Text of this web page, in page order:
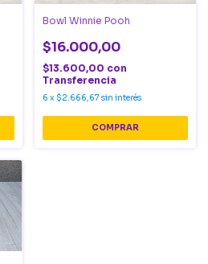
Bowl Winnie Pooh
$16.000,00
$13.600,00 con
Transferencia
6 x $2.666,67 sin interés